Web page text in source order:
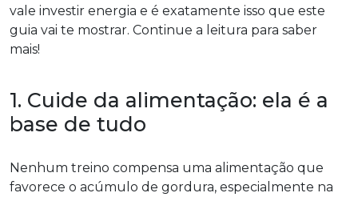
vale investir energia e é exatamente isso que este
guia vai te mostrar. Continue a leitura para saber
mais!
1. Cuide da alimentação: ela é a
base de tudo
Nenhum treino compensa uma alimentação que
favorece o acúmulo de gordura, especialmente na